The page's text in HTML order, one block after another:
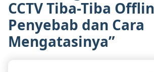
CCTV Tiba-Tiba
Penyebab dan Cara
Mengatasinya”